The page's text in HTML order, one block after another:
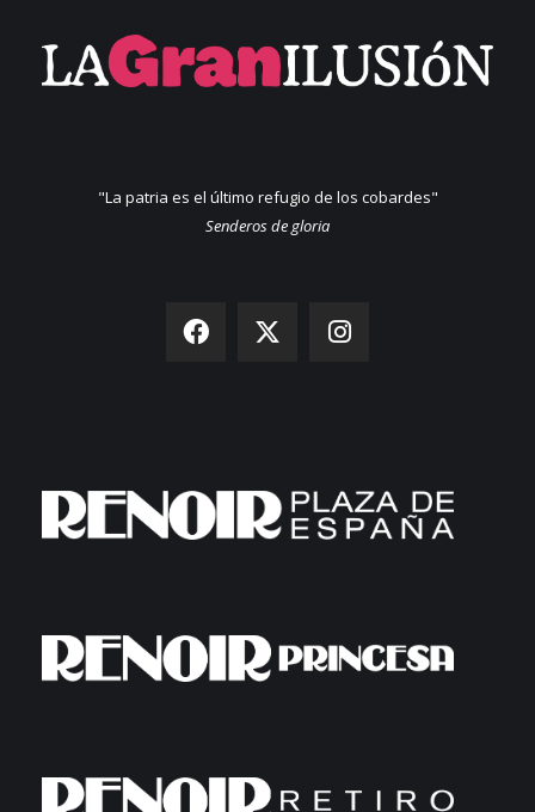
"La patria es el último refugio de los cobardes"
Senderos de gloria